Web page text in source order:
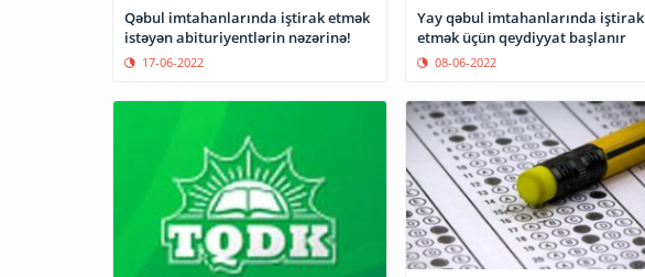
Qəbul imtahanlarında iştirak etmək
istəyən abituriyentlərin nəzərinə!
17-06-2022
Yay qəbul imtahanlarında iştirak
etmək üçün qeydiyyat başlanır
08-06-2022